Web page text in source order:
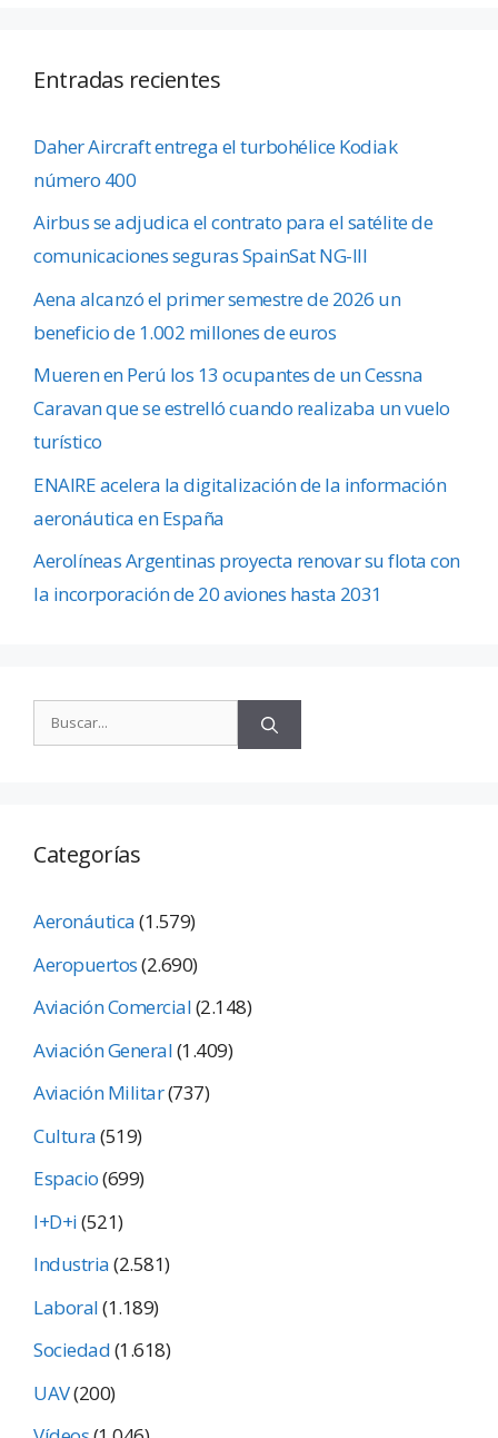
Entradas recientes
Daher Aircraft entrega el turbohélice Kodiak
número 400
Airbus se adjudica el contrato para el satélite de
comunicaciones seguras SpainSat NG-III
Aena alcanzó el primer semestre de 2026 un
beneficio de 1.002 millones de euros
Mueren en Perú los 13 ocupantes de un Cessna
Caravan que se estrelló cuando realizaba un vuelo
turístico
ENAIRE acelera la digitalización de la información
aeronáutica en España
Aerolíneas Argentinas proyecta renovar su flota con
la incorporación de 20 aviones hasta 2031
Categorías
Aeronáutica(1.579)
Aeropuertos(2.690)
Aviación Comercial(2.148)
Aviación General(1.409)
Aviación Militar(737)
Cultura(519)
Espacio(699)
I+D+i(521)
Industria(2.581)
Laboral(1.189)
Sociedad(1.618)
UAV(200)